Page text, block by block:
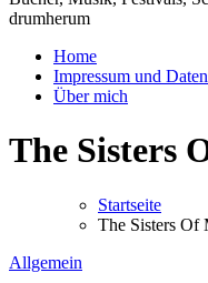
drumherum
Home
Impressum und
Über mich
The Sisters
Startseite
The Sisters Of
Allgemein